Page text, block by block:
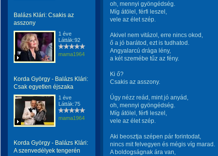
Balázs Klári: Csakis az
asszony
1 éve
Látták:92
mama1964
Korda György - Balázs Klári:
Csak egyetlen éjszaka
1 éve
Látták:75
mama1964
Korda György - Balázs Klári:
A szenvedélyek tengerén
oh, mennyi gyöngédség.
Míg átölel, férfi leszel,
vele az élet szép.
Akivel nem vitázol, erre nincs okod,
ő a jó barátod, ezt is tudhatod.
Angyalarcú drága lény,
a két szemébe tűz az fény.
Ki ő?
Csakis az asszony.
Úgy nézz reád, mint jó anyád,
oh, mennyi gyöngédség.
Míg átölel, férfi leszel,
vele az élet szép.
Aki beosztja szépen pár forintodat,
nincs mit felvegyen és mégis víg marad.
A boldogságnak ára van,